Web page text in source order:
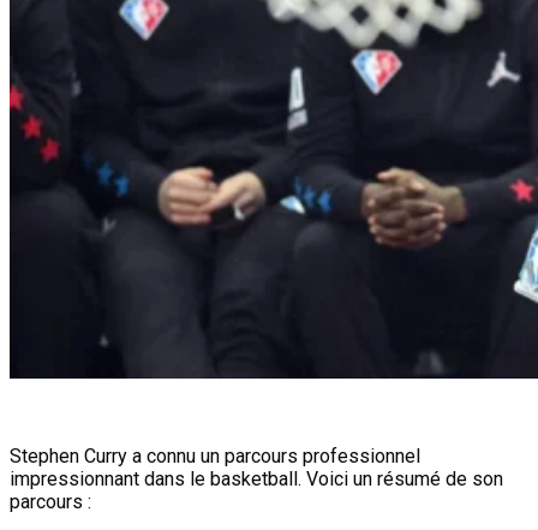
Stephen Curry a connu un parcours professionnel
impressionnant dans le basketball. Voici un résumé de son
parcours :